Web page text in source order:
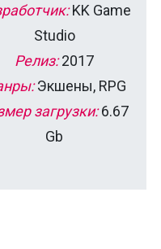
KK Game
Studio
Релиз:2017
Экшены, RPG
загрузки:6.67
Gb